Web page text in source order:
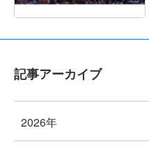
記事アーカイブ
2026年